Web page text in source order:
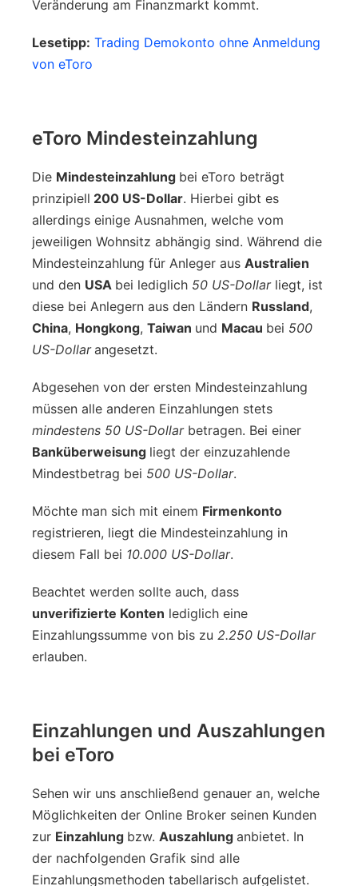
Veränderung am Finanzmarkt kommt.
Lesetipp: Trading Demokonto ohne Anmeldung
von eToro
eToro Mindesteinzahlung
Die Mindesteinzahlung bei eToro beträgt
prinzipiell 200 US-Dollar. Hierbei gibt es
allerdings einige Ausnahmen, welche vom
jeweiligen Wohnsitz abhängig sind. Während die
Mindesteinzahlung für Anleger aus Australien
und den USA bei lediglich 50 US-Dollarliegt, ist
diese bei Anlegern aus den Ländern Russland,
China, Hongkong, Taiwan und Macau bei 500
US-Dollar angesetzt.
Abgesehen von der ersten Mindesteinzahlung
müssen alle anderen Einzahlungen stets
mindestens 50 US-Dollarbetragen. Bei einer
Banküberweisung liegt der einzuzahlende
Mindestbetrag bei 500 US-Dollar.
Möchte man sich mit einem Firmenkonto
registrieren, liegt die Mindesteinzahlung in
diesem Fall bei 10.000 US-Dollar.
Beachtet werden sollte auch, dass
unverifizierte Konten lediglich eine
Einzahlungssumme von bis zu 2.250 US-Dollar
erlauben.
Einzahlungen und Auszahlungen
bei eToro
Sehen wir uns anschließend genauer an, welche
Möglichkeiten der Online Broker seinen Kunden
zur Einzahlung bzw. Auszahlung anbietet. In
der nachfolgenden Grafik sind alle
Einzahlungsmethoden tabellarisch aufgelistet.